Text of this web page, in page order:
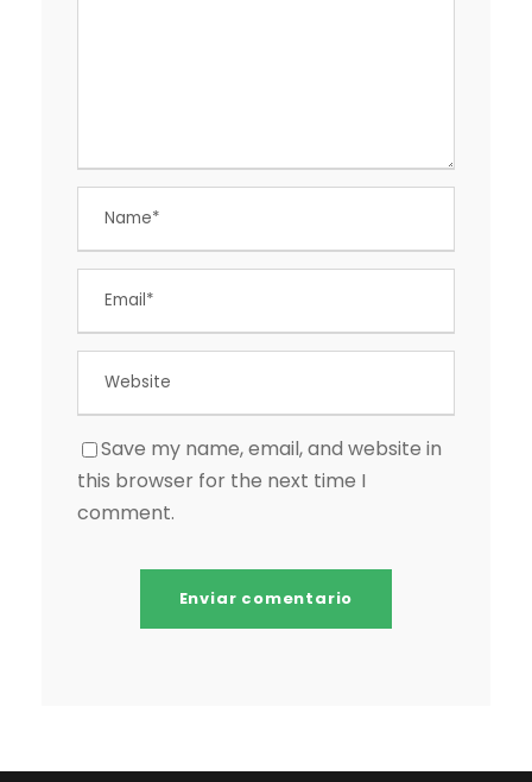
Save my name, email, and website in
this browser for the next time I
comment.